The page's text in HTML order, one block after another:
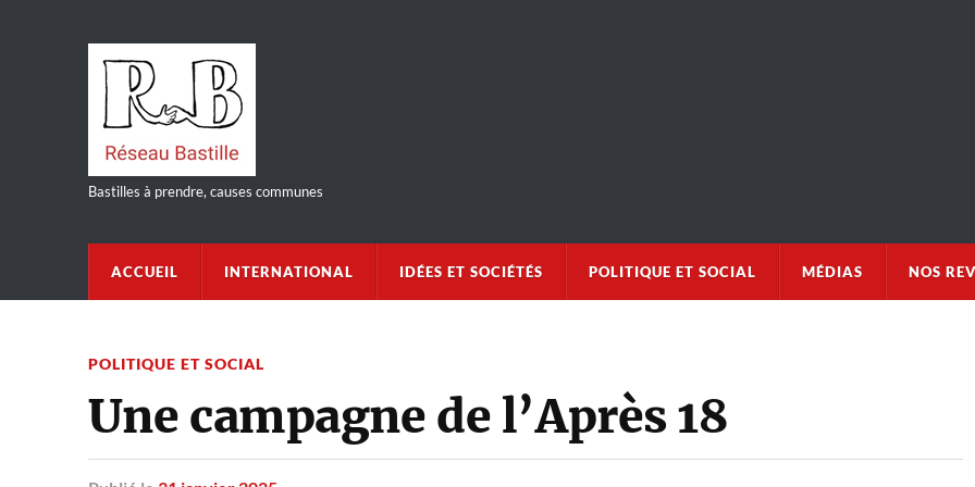
Bastilles à prendre, causes communes
ACCUEIL INTERNATIONAL IDÉES ET SOCIÉTÉS POLITIQUE ET SOCIAL MÉDIAS NOS
POLITIQUE ET SOCIAL
Une campagne de l’Après 18